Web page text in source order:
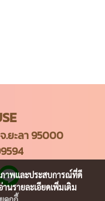
.ยะลา 95000
ภาพและประสบการณ์ที่ดี
นรายละเอียดเพิ่มเติม